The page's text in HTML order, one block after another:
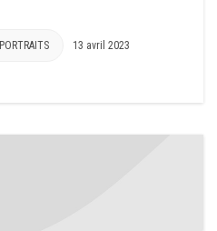
PORTRAITS 13 avril 2023